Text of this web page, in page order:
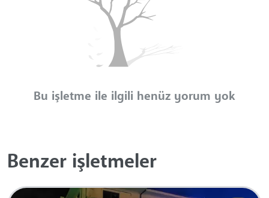
Bu işletme ile ilgili henüz yorum yok
Benzer işletmeler